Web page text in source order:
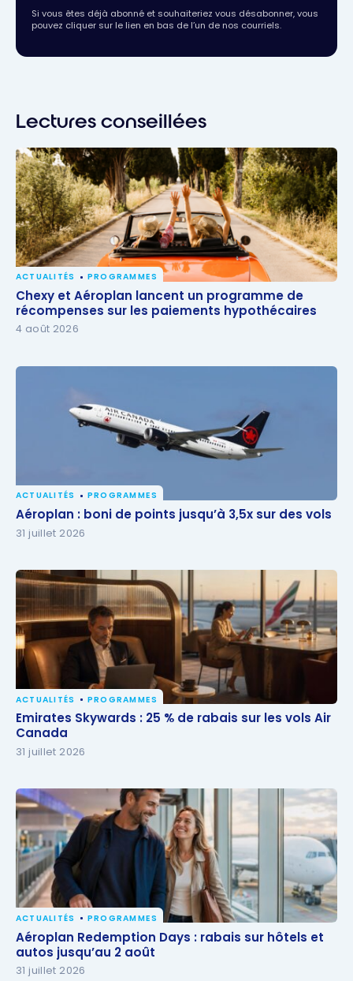
Si vous êtes déjà abonné et souhaiteriez vous désabonner, vous
pouvez cliquer sur le lien en bas de l’un de nos courriels.
Lectures conseillées
Chexy et Aéroplan lancent un programme de
récompenses sur les paiements hypothécaires
ACTUALITÉS PROGRAMMES
Chexy et Aéroplan lancent un programme de
récompenses sur les paiements hypothécaires
4 août 2026
Aéroplan : boni de points jusqu’à 3,5x sur des vols
ACTUALITÉS PROGRAMMES
Aéroplan : boni de points jusqu’à 3,5x sur des vols
31 juillet 2026
Emirates Skywards : 25 % de rabais sur les vols Air
Canada
ACTUALITÉS PROGRAMMES
Emirates Skywards : 25 % de rabais sur les vols Air
Canada
31 juillet 2026
Aéroplan Redemption Days : rabais sur hôtels et
autos jusqu’au 2 août
ACTUALITÉS PROGRAMMES
Aéroplan Redemption Days : rabais sur hôtels et
autos jusqu’au 2 août
31 juillet 2026